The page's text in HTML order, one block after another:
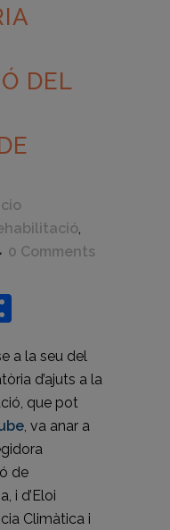
DEL
,
0 Comments
a la seu del
d’ajuts a la
que pot
, va anar a
de
i d’Eloi
Climàtica i